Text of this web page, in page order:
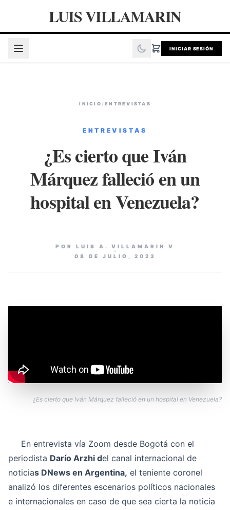
LUIS VILLAMARIN
INICIAR SESIÓN
INICIO / ENTREVISTAS
ENTREVISTAS
¿Es cierto que Iván
Márquez falleció en un
hospital en Venezuela?
POR LUIS A. VILLAMARIN V
08 DE JULIO, 2023
¿Es cierto que Iván Márquez falleció en un hospital en Venezuela?
En entrevista vía Zoom desde Bogotá con el
periodista Darío Arzhi del canal internacional de
noticias DNews en Argentina, el teniente coronel
analizó los diferentes escenarios políticos nacionales
e internacionales en caso de que sea cierta la noticia